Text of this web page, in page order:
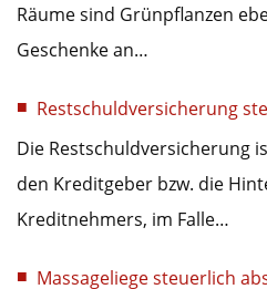
Räume sind Grünpflanzen
Geschenke an…
Restschuldversicherung
Die Restschuldversicherung
den Kreditgeber bzw. die
Kreditnehmers, im Falle…
Massageliege steuerlich